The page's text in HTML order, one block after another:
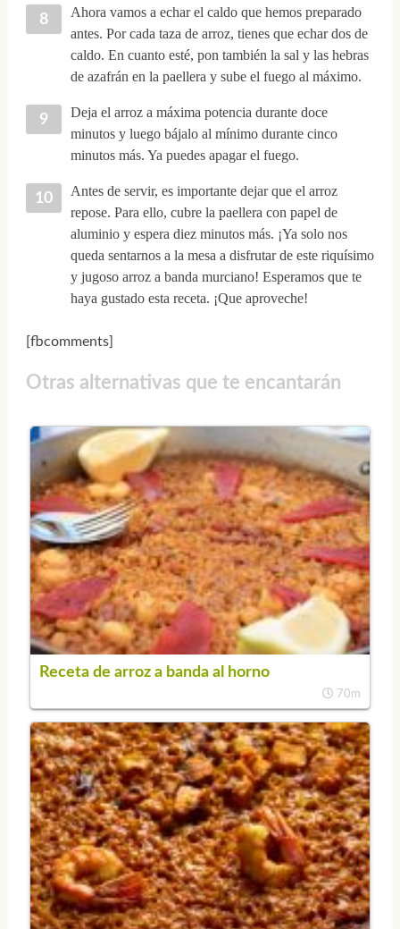
Ahora vamos a echar el caldo que hemos preparado
antes. Por cada taza de arroz, tienes que echar dos de
caldo. En cuanto esté, pon también la sal y las hebras
de azafrán en la paellera y sube el fuego al máximo.
Deja el arroz a máxima potencia durante doce
minutos y luego bájalo al mínimo durante cinco
minutos más. Ya puedes apagar el fuego.
Antes de servir, es importante dejar que el arroz
repose. Para ello, cubre la paellera con papel de
aluminio y espera diez minutos más. ¡Ya solo nos
queda sentarnos a la mesa a disfrutar de este riquísimo
y jugoso arroz a banda murciano! Esperamos que te
haya gustado esta receta. ¡Que aproveche!
[fbcomments]
Otras alternativas que te encantarán
Receta de arroz a banda al horno
70m